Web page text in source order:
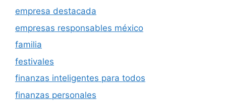
empresa destacada
empresas responsables méxico
familia
festivales
finanzas inteligentes para todos
finanzas personales